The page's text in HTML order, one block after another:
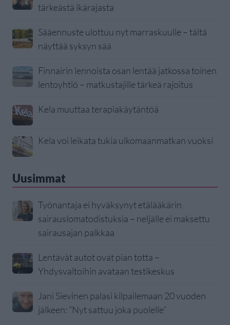
tärkeästä ikärajasta
Sääennuste ulottuu nyt marraskuulle – tältä
näyttää syksyn sää
Finnairin lennoista osan lentää jatkossa toinen
lentoyhtiö – matkustajille tärkeä rajoitus
Kela muuttaa terapiakäytäntöä
Kela voi leikata tukia ulkomaanmatkan vuoksi
Uusimmat
Työnantaja ei hyväksynyt etälääkärin
sairauslomatodistuksia – neljälle ei maksettu
sairausajan palkkaa
Lentävät autot ovat pian totta –
Yhdysvaltoihin avataan testikeskus
Jani Sievinen palasi kilpailemaan 20 vuoden
jälkeen: ”Nyt sattuu joka puolelle”